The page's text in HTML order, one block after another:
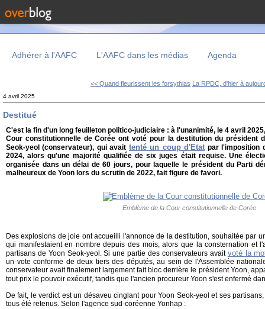
Adhérer à l'AAFC L'AAFC dans les médias Agenda
<< Quand fleurissent les forsythias La RPDC, d'hier à
4 avril 2025
Destitué
C'est la fin d'un long feuilleton politico-judiciaire : à l'unanimité, le 4 avril
Cour constitutionnelle de Corée ont voté pour la destitution du président
Seok-yeol (conservateur), qui avait tenté un coup d'Etat par l'imposition
2024, alors qu'une majorité qualifiée de six juges était requise. Une
organisée dans un délai de 60 jours, pour laquelle le président du Parti
malheureux de Yoon lors du scrutin de 2022, fait figure de favori.
Emblème de la Cour constitutionnelle de Corée
Des explosions de joie ont accueilli l'annonce de la destitution, souhaitée par
qui manifestaient en nombre depuis des mois, alors que la consternation et
partisans de Yoon Seok-yeol. Si une partie des conservateurs avait voté la
un vote conforme de deux tiers des députés, au sein de l'Assemblée
conservateur avait finalement largement fait bloc derrière le président Yoon,
tout prix le pouvoir exécutif, tandis que l'ancien procureur Yoon s'est enfermé
De fait, le verdict est un désaveu cinglant pour Yoon Seok-yeol et ses
tous été retenus. Selon l'agence sud-coréenne Yonhap :